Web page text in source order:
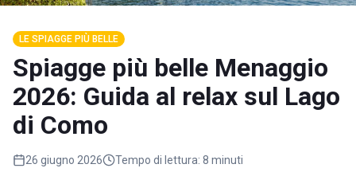
LE SPIAGGE PIÙ BELLE
Spiagge più belle Menaggio
2026: Guida al relax sul Lago
di Como
26 giugno 2026 Tempo di lettura: 8 minuti